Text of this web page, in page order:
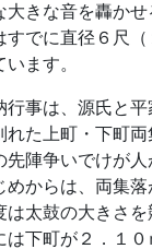
大きな音を轟か
すでに直径６尺
ます。
事は、源氏と平
れた上町・下町
陣争いでけが人
めからは、両集
は太鼓の大きさ
は下町が２．１